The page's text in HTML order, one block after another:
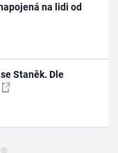
na lidi od
Staněk. Dle